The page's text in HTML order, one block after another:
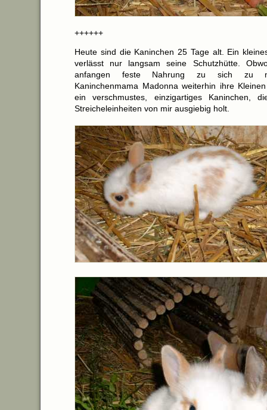
++++++
Heute sind die Kaninchen 25 Tage alt. Ein
verlässt nur langsam seine Schutzhütte.
anfangen feste Nahrung zu sich zu
Kaninchenmama Madonna weiterhin ihre
ein verschmustes, einzigartiges Kaninchen,
Streicheleinheiten von mir ausgiebig holt.